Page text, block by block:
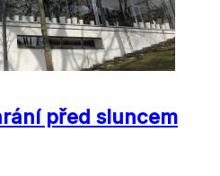
před sluncem